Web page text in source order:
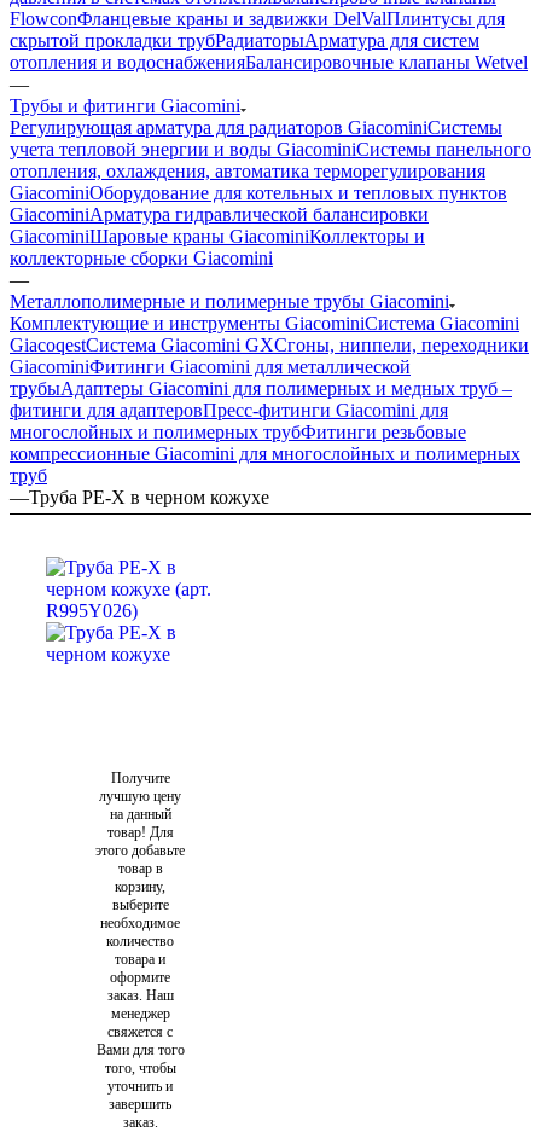
FlowconФланцевые краны и задвижки DelValПлинтусы для
скрытой прокладки трубРадиаторыАрматура для систем
отопления и водоснабженияБалансировочные клапаны Wetvel
—
Трубы и фитинги Giacomini
Регулирующая арматура для радиаторов GiacominiСистемы
учета тепловой энергии и воды GiacominiСистемы панельного
отопления, охлаждения, автоматика терморегулирования
GiacominiОборудование для котельных и тепловых пунктов
GiacominiАрматура гидравлической балансировки
GiacominiШаровые краны GiacominiКоллекторы и
коллекторные сборки Giacomini
—
Mеталлополимерные и полимерные трубы Giacomini
Комплектующие и инструменты GiacominiCистема Giacomini
GiacoqestСистема Giacomini GXCгоны, ниппели, переходники
GiacominiФитинги Giacomini для металлической
трубыAдаптеры Giacomini для полимерных и медных труб –
фитинги для адаптеровПресс-фитинги Giacomini для
многослойных и полимерных трубФитинги резьбовые
компрессионные Giacomini для многослойных и полимерных
труб
—Труба PE-X в черном кожухе
Получите
лучшую цену
на данный
товар! Для
этого добавьте
товар в
корзину,
выберите
необходимое
количество
товара и
оформите
заказ. Наш
менеджер
свяжется с
Вами для того
того, чтобы
уточнить и
завершить
заказ.